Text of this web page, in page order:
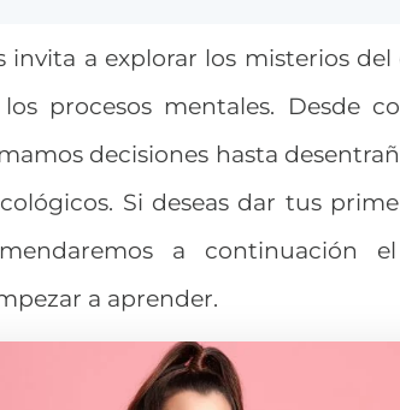
invita a explorar los misterios
procesos mentales. Desde
decisiones hasta
. Si deseas dar tus
a continuación
a aprender.